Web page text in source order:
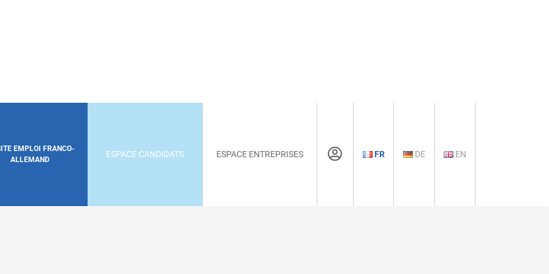
EMPLOI FRANCO-
ALLEMAND
ESPACE CANDIDATS ESPACE ENTREPRISES FR DE EN